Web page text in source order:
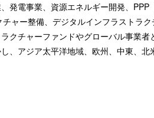
発電事業、資源エネルギー開発、PPP
ャー整備、デジタルインフラストラ
クチャーファンドやグローバル事業者
、アジア太平洋地域、欧州、中東、北